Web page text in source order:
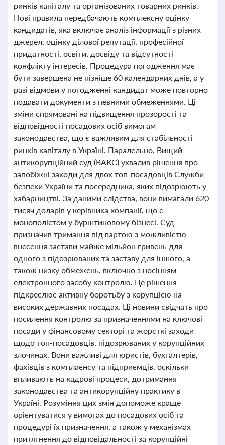
ринків капіталу та організованих товарних ринків.
Нові правила передбачають комплексну оцінку
кандидатів, яка включає аналіз інформації з різних
джерел, оцінку ділової репутації, професійної
придатності, освіти, досвіду та відсутності
конфлікту інтересів. Процедура погодження має
бути завершена не пізніше 60 календарних днів, а у
разі відмови у погодженні кандидат може повторно
подавати документи з певними обмеженнями. Ці
зміни спрямовані на підвищення прозорості та
відповідності посадових осіб вимогам
законодавства, що є важливим для стабільності
ринків капіталу в Україні. Паралельно, Вищий
антикорупційний суд (ВАКС) ухвалив рішення про
запобіжні заходи для двох топ-посадовців Служби
безпеки України та посередника, яких підозрюють у
хабарництві. За даними слідства, вони вимагали 620
тисяч доларів у керівника компанії, що є
монополістом у бурштиновому бізнесі. Суд
призначив тримання під вартою з можливістю
внесення застави майже мільйон гривень для
одного з підозрюваних та заставу для іншого, а
також низку обмежень, включно з носінням
електронного засобу контролю. Це рішення
підкреслює активну боротьбу з корупцією на
високих державних посадах. Ці новини свідчать про
посилення контролю за призначеннями на ключові
посади у фінансовому секторі та жорсткі заходи
щодо топ-посадовців, підозрюваних у корупційних
злочинах. Вони важливі для юристів, бухгалтерів,
фахівців з комплаєнсу та підприємців, оскільки
впливають на кадрові процеси, дотримання
законодавства та антикорупційну практику в
Україні. Розуміння цих змін допоможе краще
орієнтуватися у вимогах до посадових осіб та
процедурі їх призначення, а також у механізмах
притягнення до відповідальності за корупційні